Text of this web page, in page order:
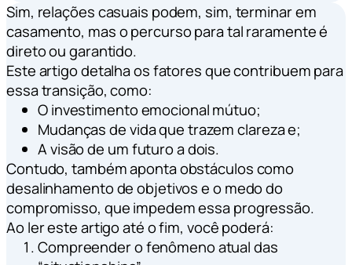
Sim, relações casuais podem, sim, terminar em
casamento, mas o percurso para tal raramente é
direto ou garantido.
Este artigo detalha os fatores que contribuem para
essa transição, como:
O investimento emocional mútuo;
Mudanças de vida que trazem clareza e;
A visão de um futuro a dois.
Contudo, também aponta obstáculos como
desalinhamento de objetivos e o medo do
compromisso, que impedem essa progressão.
Ao ler este artigo até o fim, você poderá:
Compreender o fenômeno atual das